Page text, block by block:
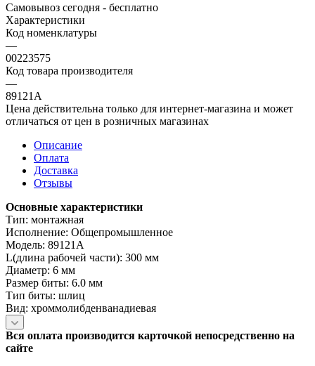
Самовывоз сегодня - бесплатно
Характеристики
Код номенклатуры
—
00223575
Код товара производителя
—
89121A
Цена действительна только для интернет-магазина и может
отличаться от цен в розничных магазинах
Описание
Оплата
Доставка
Отзывы
Основные характеристики
Тип: монтажная
Исполнение: Общепромышленное
Модель: 89121A
L(длина рабочей части): 300 мм
Диаметр: 6 мм
Размер биты: 6.0 мм
Тип биты: шлиц
Вид: хроммолибденванадиевая
Вся оплата производится карточкой непосредственно на
сайте